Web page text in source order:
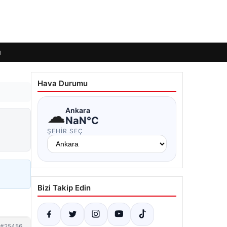
Hava Durumu
☁Ankara
NaN°C
ŞEHIR SEÇ
Bizi Takip Edin